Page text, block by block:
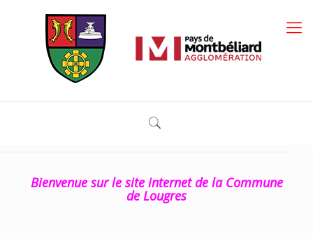
Bienvenue sur le site internet de la Commune
de Lougres